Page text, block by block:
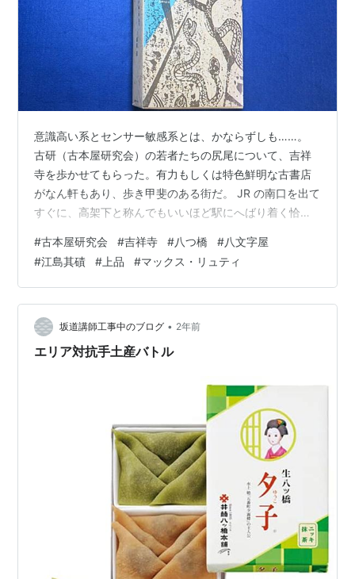
意識高い系とセンサー敏感系とは、かならずしも……。
古研（古本屋研究会）の若者たちの尻尾について、吉祥
寺を歩かせてもらった。有力もしくは特色鮮明な古書店
がなん軒もあり、歩き甲斐のある街だ。 JR の南口を出て
すぐに、高架下と称んでもいいほど駅にへばり着く恰好
サブカル・芸能まで、取扱い分野の間口を広くして、繁
華街の古本屋さんといった姿勢を貫いてはおられるが、
それぞれの分野の棚内での品揃えには眼が通っている。
掘出しものを探せる、へりくだった名店だ。 若者に歓ば
れる小ぶりなお洒落店を一軒経て、一行は「よみた屋」
さんへ。店内の品揃えはもちろん、古書展や…
#古本屋研究会 #吉祥寺 #八つ橋 #八文字屋
#江島其磧 # 上品 #マックス・リュティ
坂道講師工事中のブログ • 2年前
エリア対抗手土産バトル